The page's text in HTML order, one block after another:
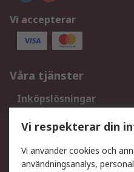
Vi accepterar
Våra tjänster
Inköpslösningar
DesignSpark
Ditt lokala säljteam
Vi respekterar din
Vi använder cookies och
användningsanalys,